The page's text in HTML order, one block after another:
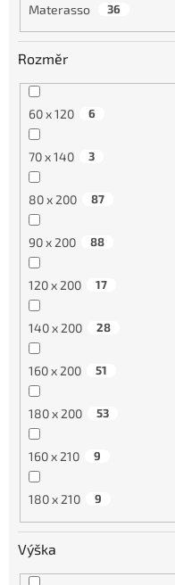
Materasso 36
Rozměr
60 x 120 6
70 x 140 3
80 x 200 87
90 x 200 88
120 x 200 17
140 x 200 28
160 x 200 51
180 x 200 53
160 x 210 9
180 x 210 9
Výška